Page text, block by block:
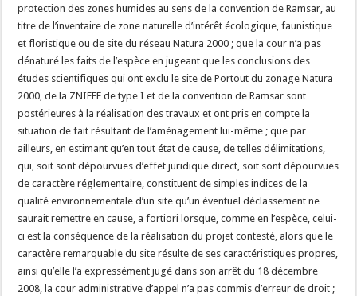
protection des zones humides au sens de la convention de Ramsar, au
titre de l’inventaire de zone naturelle d’intérêt écologique, faunistique
et floristique ou de site du réseau Natura 2000 ; que la cour n’a pas
dénaturé les faits de l’espèce en jugeant que les conclusions des
études scientifiques qui ont exclu le site de Portout du zonage Natura
2000, de la ZNIEFF de type I et de la convention de Ramsar sont
postérieures à la réalisation des travaux et ont pris en compte la
situation de fait résultant de l’aménagement lui-même ; que par
ailleurs, en estimant qu’en tout état de cause, de telles délimitations,
qui, soit sont dépourvues d’effet juridique direct, soit sont dépourvues
de caractère réglementaire, constituent de simples indices de la
qualité environnementale d’un site qu’un éventuel déclassement ne
saurait remettre en cause, a fortiori lorsque, comme en l’espèce, celui-
ci est la conséquence de la réalisation du projet contesté, alors que le
caractère remarquable du site résulte de ses caractéristiques propres,
ainsi qu’elle l’a expressément jugé dans son arrêt du 18 décembre
2008, la cour administrative d’appel n’a pas commis d’erreur de droit ;